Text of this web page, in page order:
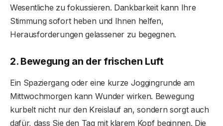
Wesentliche zu fokussieren. Dankbarkeit kann Ihre
Stimmung sofort heben und Ihnen helfen,
Herausforderungen gelassener zu begegnen.
2. Bewegung an der frischen Luft
Ein Spaziergang oder eine kurze Joggingrunde am
Mittwochmorgen kann Wunder wirken. Bewegung
kurbelt nicht nur den Kreislauf an, sondern sorgt auch
dafür, dass Sie den Tag mit klarem Kopf beginnen. Die